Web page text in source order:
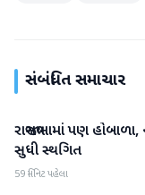
સંબંધિત સમાચાર
રાષ્ટ્રીય
રાજ્યસભામાં પણ
સુધી સ્થગિત
59 મિનિટ પહેલા